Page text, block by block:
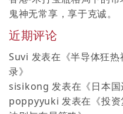
鬼神无常享，享于克诚。
近期评论
Suvi 发表在《半导体狂
录》
sisikong 发表在《日本
poppyyuki 发表在《投